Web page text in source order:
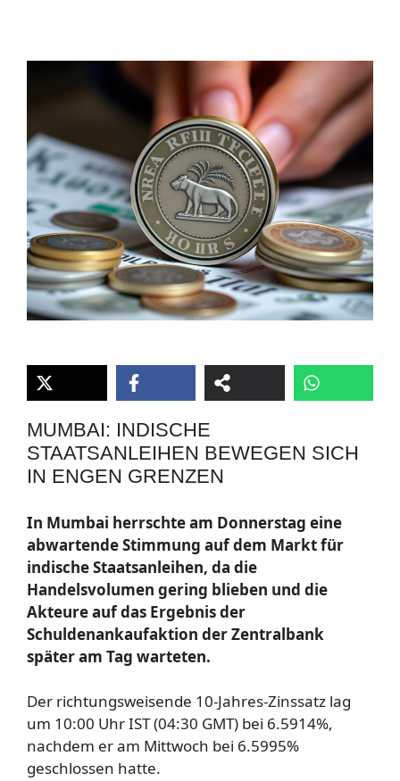
MUMBAI: INDISCHE
STAATSANLEIHEN BEWEGEN SICH
IN ENGEN GRENZEN
In Mumbai herrschte am Donnerstag eine
abwartende Stimmung auf dem Markt für
indische Staatsanleihen, da die
Handelsvolumen gering blieben und die
Akteure auf das Ergebnis der
Schuldenankaufaktion der Zentralbank
später am Tag warteten.
Der richtungsweisende 10-Jahres-Zinssatz lag
um 10:00 Uhr IST (04:30 GMT) bei 6.5914%,
nachdem er am Mittwoch bei 6.5995%
geschlossen hatte.